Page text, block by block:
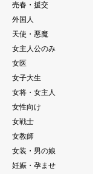
売春・援交
外国人
天使・悪魔
女主人公のみ
女医
女子大生
女将・女主人
女性向け
女戦士
女教師
女装・男の娘
妊娠・孕ませ